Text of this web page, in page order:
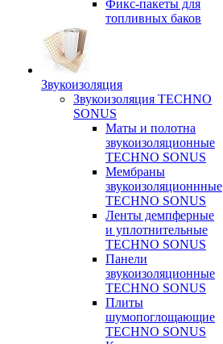
Фикс-пакеты для
топливных баков
Звукоизоляция
Звукоизоляция TECHNO
SONUS
Маты и полотна
звукоизоляционные
TECHNO SONUS
Мембраны
звукоизоляционнные
TECHNO SONUS
Ленты демпферные
и уплотнительные
TECHNO SONUS
Панели
звукоизоляционные
TECHNO SONUS
Плиты
шумопоглощающие
TECHNO SONUS